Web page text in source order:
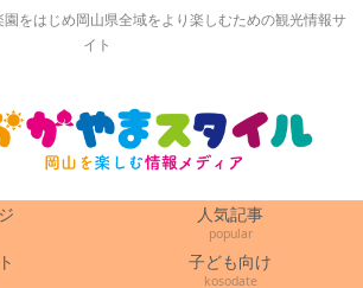
をはじめ岡山県全域をより楽しむための観光情報サ
イト
人気記事
popular
子ども向け
kosodate